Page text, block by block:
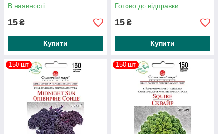
В наявності
15 ₴
Купити
Готово до відправки
15 ₴
Купити
150 шт 150 шт